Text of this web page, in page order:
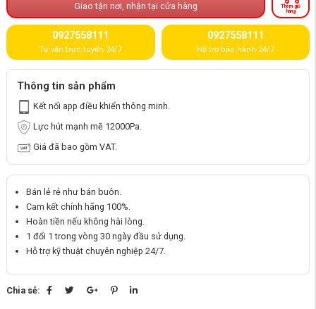
Giao tận nơi, nhận tại cửa hàng
Thêm giỏ
hàng
0927558111
Tư vấn trực tuyến 24/7
0927558111
Hỗ trợ bảo hành 24/7
Thông tin sản phẩm
Kết nối app điều khiển thông minh.
Lực hút mạnh mẽ 12000Pa.
Giá đã bao gồm VAT.
Bán lẻ rẻ như bán buôn.
Cam kết chính hãng 100%.
Hoàn tiền nếu không hài lòng.
1 đổi 1 trong vòng 30 ngày đầu sử dụng.
Hỗ trợ kỹ thuật chuyên nghiệp 24/7.
Chia sẻ: